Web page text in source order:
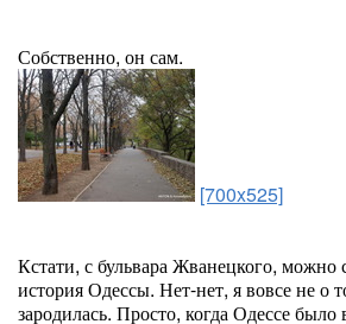
Собственно, он сам.
[700x525]
Кстати, с бульвара Жванецкого, можно
история Одессы. Нет-нет, я вовсе не о
зародилась. Просто, когда Одессе было